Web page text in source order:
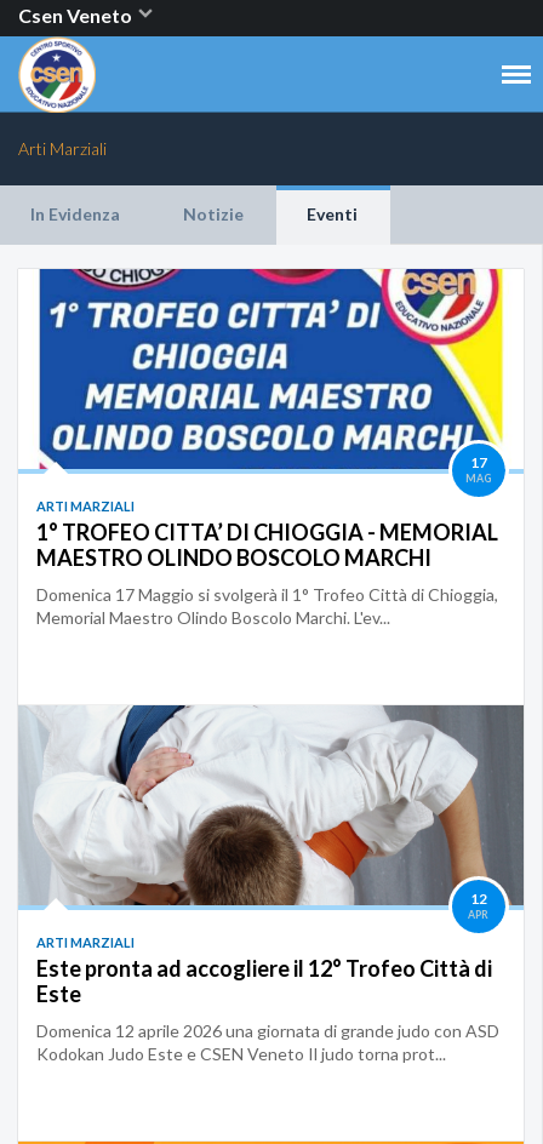
Csen Veneto
Arti Marziali
In Evidenza Notizie Eventi
17
MAG
ARTI MARZIALI
1° TROFEO CITTA’ DI CHIOGGIA - MEMORIAL
MAESTRO OLINDO BOSCOLO MARCHI
Domenica 17 Maggio si svolgerà il 1° Trofeo Città di Chioggia,
Memorial Maestro Olindo Boscolo Marchi. L'ev...
12
APR
ARTI MARZIALI
Este pronta ad accogliere il 12° Trofeo Città di
Este
Domenica 12 aprile 2026 una giornata di grande judo con ASD
Kodokan Judo Este e CSEN Veneto Il judo torna prot...